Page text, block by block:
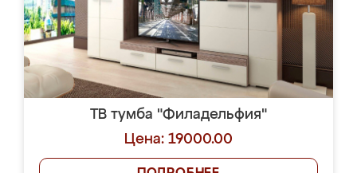
ТВ тумба "Филадельфия"
Цена: 19000.00